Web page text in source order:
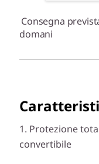
Consegna
domani
1. Protezione
convertibile